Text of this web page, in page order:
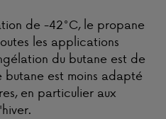
de -42°C, le propane
les applications
du butane est de
est moins adapté
en particulier aux